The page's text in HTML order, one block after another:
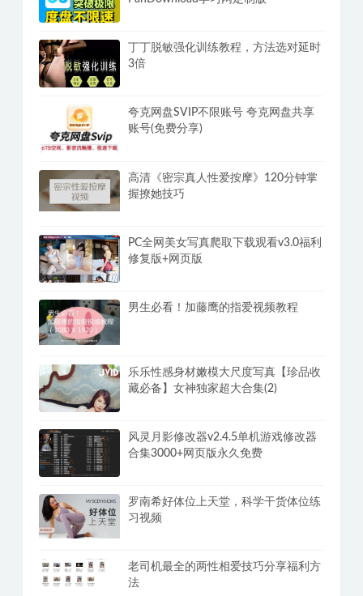
丁丁脱敏强化训练教程，方法选对延时
3倍
夸克网盘SVIP不限账号 夸克网盘共享
账号(免费分享)
高清《密宗真人性爱按摩》120分钟掌
握撩她技巧
PC全网美女写真爬取下载观看v3.0福利
修复版+网页版
男生必看！加藤鹰的指爱视频教程
乐乐性感身材嫩模大尺度写真【珍品收
藏必备】女神独家超大合集(2)
风灵月影修改器v2.4.5单机游戏修改器
合集3000+网页版永久免费
罗南希好体位上天堂，科学干货体位练
习视频
老司机最全的两性相爱技巧分享福利方
法